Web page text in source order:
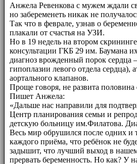
Анжела Ревенкова с мужем ждали
но забеременеть никак не
Так что в феврале, узнав о
плакали от счастья на УЗИ.
Но в 19 недель на втором
консультации ГКБ 29 им. Баумана
диагноз врожденный порок
гипоплазии левого отдела сердца),
аортального клапанов.
Проще говоря, не развита половина
Пишет Анжела:
«Дальше нас направили для
Центр планирования семьи и
детскую больницу им.Филатова.
Весь мир обрушился после одних и
каждого приёма, что ребёнок не
задышит, что лучший выход в
прервать беременность. Но как? У